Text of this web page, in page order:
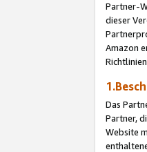
Partner-
dieser
Amazon
Das
Partner,
Website